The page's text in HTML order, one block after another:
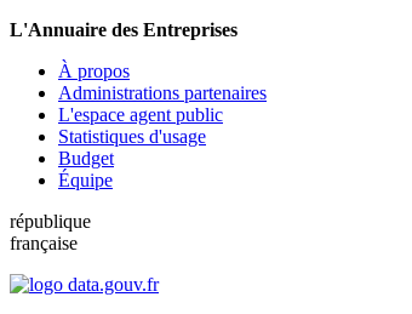
L'Annuaire des Entreprises
À propos
Administrations partenaires
L'espace agent public
Statistiques d'usage
Budget
Équipe
république
française